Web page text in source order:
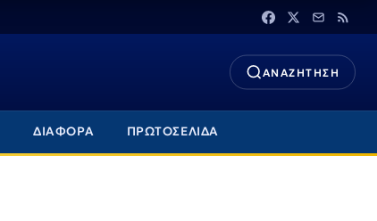
ΑΝΑΖΗΤΗΣΗ
ΔΙΑΦΟΡΑ ΠΡΩΤΟΣΕΛΙΔΑ